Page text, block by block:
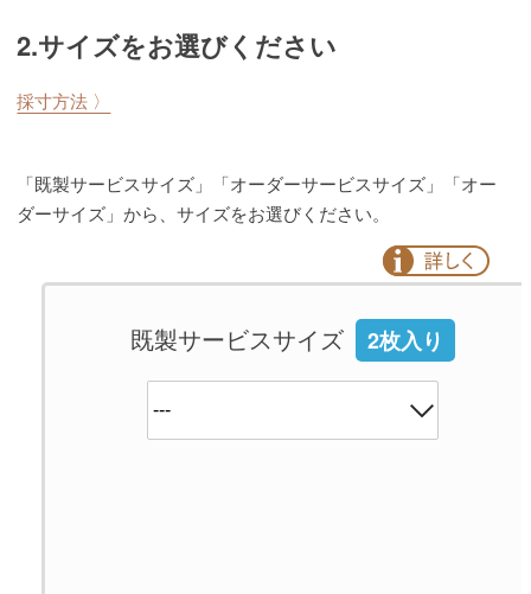
2.サイズをお選びください
採寸方法 〉
「既製サービスサイズ」「オーダーサービスサイズ」「オー
ダーサイズ」から、サイズをお選びください。
既製サービスサイズ 2枚入り